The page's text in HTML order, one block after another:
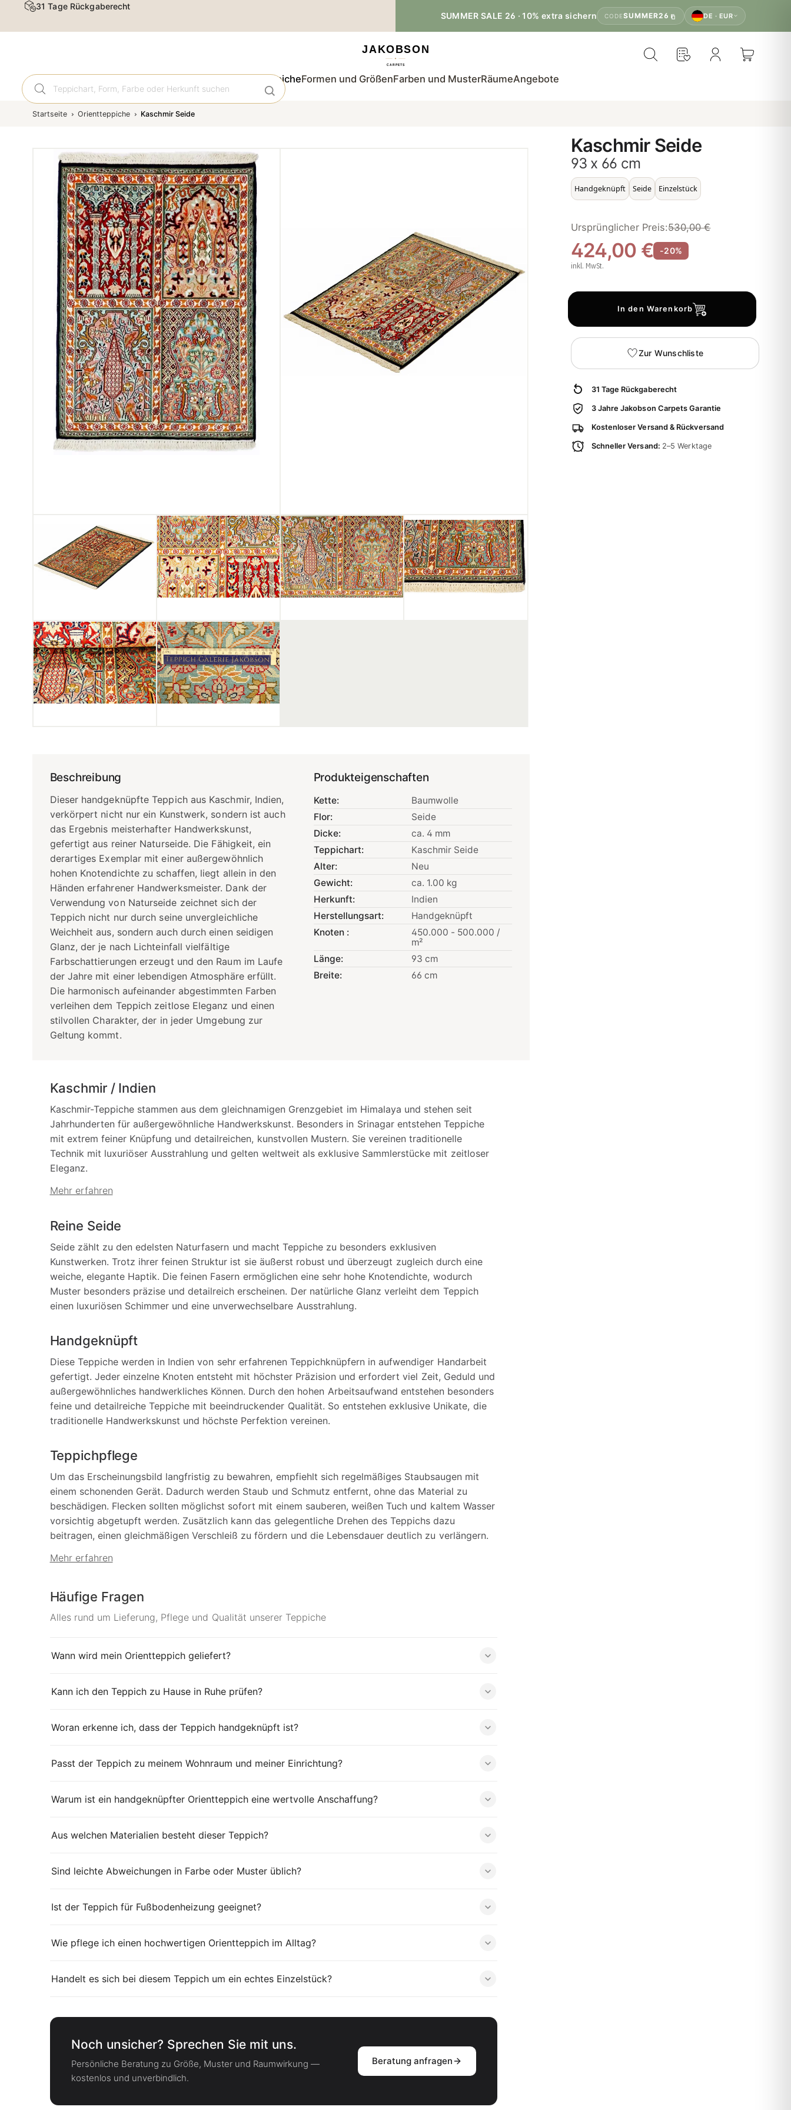
31 Tage Rückgaberecht
SUMMER SALE 26 · 10% extra sichern
CODESUMMER26 DE · EUR
OrientteppicheFormen und GrößenFarben und MusterRäumeAngebote
Startseite Orientteppiche Kaschmir Seide
Kaschmir Seide
93 x 66 cm
Handgeknüpft Seide Einzelstück
424,00 €
Ursprünglicher Preis:530,00 €
-20%
inkl. MwSt.
In den Warenkorb
Zur Wunschliste
31 Tage Rückgaberecht
3 Jahre Jakobson Carpets Garantie
Kostenloser Versand & Rückversand
Schneller Versand: 2–5 Werktage
Beschreibung
Dieser handgeknüpfte Teppich aus Kaschmir, Indien,
verkörpert nicht nur ein Kunstwerk, sondern ist auch
das Ergebnis meisterhafter Handwerkskunst,
gefertigt aus reiner Naturseide. Die Fähigkeit, ein
derartiges Exemplar mit einer außergewöhnlich
hohen Knotendichte zu schaffen, liegt allein in den
Händen erfahrener Handwerksmeister. Dank der
Verwendung von Naturseide zeichnet sich der
Teppich nicht nur durch seine unvergleichliche
Weichheit aus, sondern auch durch einen seidigen
Glanz, der je nach Lichteinfall vielfältige
Farbschattierungen erzeugt und den Raum im Laufe
der Jahre mit einer lebendigen Atmosphäre erfüllt.
Die harmonisch aufeinander abgestimmten Farben
verleihen dem Teppich zeitlose Eleganz und einen
stilvollen Charakter, der in jeder Umgebung zur
Geltung kommt.
Produkteigenschaften
Kette:
Baumwolle
Flor:
Seide
Dicke:
ca. 4 mm
Teppichart:
Kaschmir Seide
Alter:
Neu
Gewicht:
ca. 1.00 kg
Herkunft:
Indien
Herstellungsart:
Handgeknüpft
Knoten :
450.000 - 500.000 /
m²
Länge:
93 cm
Breite:
66 cm
Kaschmir / Indien
Kaschmir-Teppiche stammen aus dem gleichnamigen Grenzgebiet im Himalaya und stehen seit
Jahrhunderten für außergewöhnliche Handwerkskunst. Besonders in Srinagar entstehen Teppiche
mit extrem feiner Knüpfung und detailreichen, kunstvollen Mustern. Sie vereinen traditionelle
Technik mit luxuriöser Ausstrahlung und gelten weltweit als exklusive Sammlerstücke mit zeitloser
Eleganz.
Mehr erfahren
Reine Seide
Seide zählt zu den edelsten Naturfasern und macht Teppiche zu besonders exklusiven
Kunstwerken. Trotz ihrer feinen Struktur ist sie äußerst robust und überzeugt zugleich durch eine
weiche, elegante Haptik. Die feinen Fasern ermöglichen eine sehr hohe Knotendichte, wodurch
Muster besonders präzise und detailreich erscheinen. Der natürliche Glanz verleiht dem Teppich
einen luxuriösen Schimmer und eine unverwechselbare Ausstrahlung.
Handgeknüpft
Diese Teppiche werden in Indien von sehr erfahrenen Teppichknüpfern in aufwendiger Handarbeit
gefertigt. Jeder einzelne Knoten entsteht mit höchster Präzision und erfordert viel Zeit, Geduld und
außergewöhnliches handwerkliches Können. Durch den hohen Arbeitsaufwand entstehen besonders
feine und detailreiche Teppiche mit beeindruckender Qualität. So entstehen exklusive Unikate, die
traditionelle Handwerkskunst und höchste Perfektion vereinen.
Teppichpflege
Um das Erscheinungsbild langfristig zu bewahren, empfiehlt sich regelmäßiges Staubsaugen mit
einem schonenden Gerät. Dadurch werden Staub und Schmutz entfernt, ohne das Material zu
beschädigen. Flecken sollten möglichst sofort mit einem sauberen, weißen Tuch und kaltem Wasser
vorsichtig abgetupft werden. Zusätzlich kann das gelegentliche Drehen des Teppichs dazu
beitragen, einen gleichmäßigen Verschleiß zu fördern und die Lebensdauer deutlich zu verlängern.
Mehr erfahren
Häufige Fragen
Alles rund um Lieferung, Pflege und Qualität unserer Teppiche
Wann wird mein Orientteppich geliefert?
Kann ich den Teppich zu Hause in Ruhe prüfen?
Woran erkenne ich, dass der Teppich handgeknüpft ist?
Passt der Teppich zu meinem Wohnraum und meiner Einrichtung?
Warum ist ein handgeknüpfter Orientteppich eine wertvolle Anschaffung?
Aus welchen Materialien besteht dieser Teppich?
Sind leichte Abweichungen in Farbe oder Muster üblich?
Ist der Teppich für Fußbodenheizung geeignet?
Wie pflege ich einen hochwertigen Orientteppich im Alltag?
Handelt es sich bei diesem Teppich um ein echtes Einzelstück?
Noch unsicher? Sprechen Sie mit uns.
Persönliche Beratung zu Größe, Muster und Raumwirkung —
kostenlos und unverbindlich.
Beratung anfragen